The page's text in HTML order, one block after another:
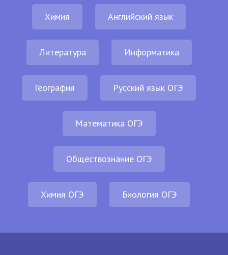
Химия Английский язык
Литература Информатика
География Русский язык ОГЭ
Математика ОГЭ
Обществознание ОГЭ
Химия ОГЭ Биология ОГЭ